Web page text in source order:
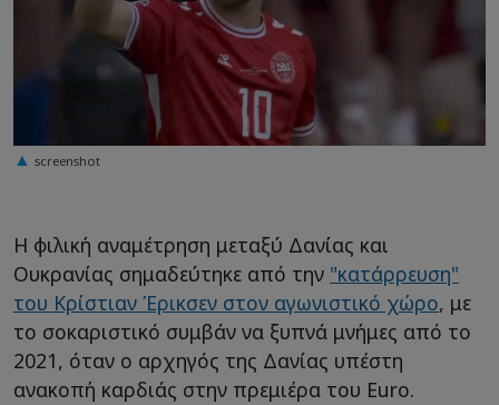
screenshot
Η φιλική αναμέτρηση μεταξύ Δανίας και
Ουκρανίας σημαδεύτηκε από την "κατάρρευση"
του Κρίστιαν Έρικσεν στον αγωνιστικό χώρο, με
το σοκαριστικό συμβάν να ξυπνά μνήμες από το
2021, όταν ο αρχηγός της Δανίας υπέστη
ανακοπή καρδιάς στην πρεμιέρα του Euro.